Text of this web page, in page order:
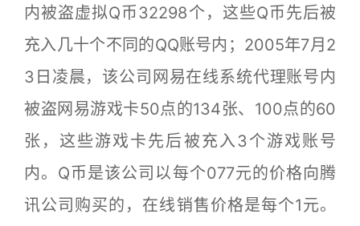
内被盗虚拟Q币32298个，这些Q币先后被
充入几十个不同的QQ账号内；2005年7月2
3日凌晨，该公司网易在线系统代理账号内
被盗网易游戏卡50点的134张、100点的60
张，这些游戏卡先后被充入3个游戏账号
内。Q币是该公司以每个077元的价格向腾
讯公司购买的，在线销售价格是每个1元。